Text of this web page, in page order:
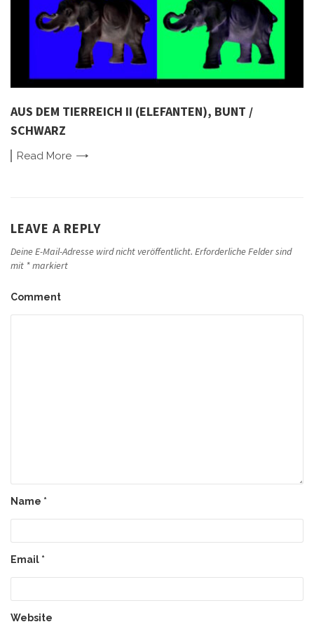
AUS DEM TIERREICH II (ELEFANTEN), BUNT /
SCHWARZ
Read More
LEAVE A REPLY
Deine E-Mail-Adresse wird nicht veröffentlicht. Erforderliche Felder sind
mit *markiert
Comment
Name *
Email *
Website